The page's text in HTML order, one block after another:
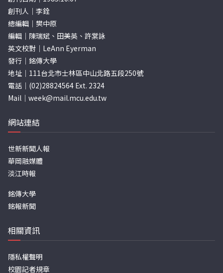
創刊人｜李銓
總編輯｜樊中原
編輯｜陳瑞斌、田美英、許棠詠
英文校對｜LeAnn Eyerman
發行｜銘傳大學
地址｜111台北市士林區中山北路五段250號
電話｜(02)28824564 Ext. 2324
Mail｜ week@mail.mcu.edu.tw
網站連結
世新新聞人報
華岡融媒體
淡江時報
銘傳大學
銘報新聞
相關資訊
隱私權聲明
校園記者規章